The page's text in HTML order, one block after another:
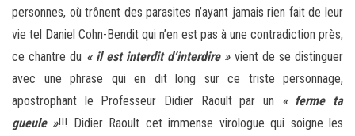
personnes, où trônent des parasites n’ayant jamais rien fait de leur
vie tel Daniel Cohn-Bendit qui n’en est pas à une contradiction près,
ce chantre du « il est interdit d’interdire » vient de se distinguer
avec une phrase qui en dit long sur ce triste personnage,
apostrophant le Professeur Didier Raoult par un « ferme ta
gueule »!!! Didier Raoult cet immense virologue qui soigne les